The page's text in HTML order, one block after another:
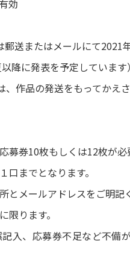
効
送またはメールにて2021
降に発表を予定しています）
作品の発送をもってかえさ
募券10枚もしくは12枚が必
口までとなります。
とメールアドレスをご明記
限ります。
入、応募券不足など不